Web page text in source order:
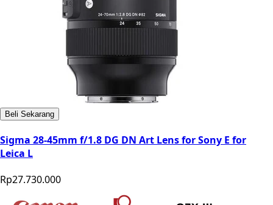
Beli Sekarang
Sigma 28-45mm f/1.8 DG DN Art Lens for Sony E for
Leica L
Rp27.730.000